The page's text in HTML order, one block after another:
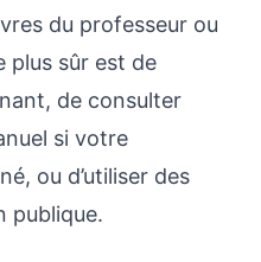
du professeur ou
plus sûr est de
de consulter
si votre
ou d’utiliser des
publique.